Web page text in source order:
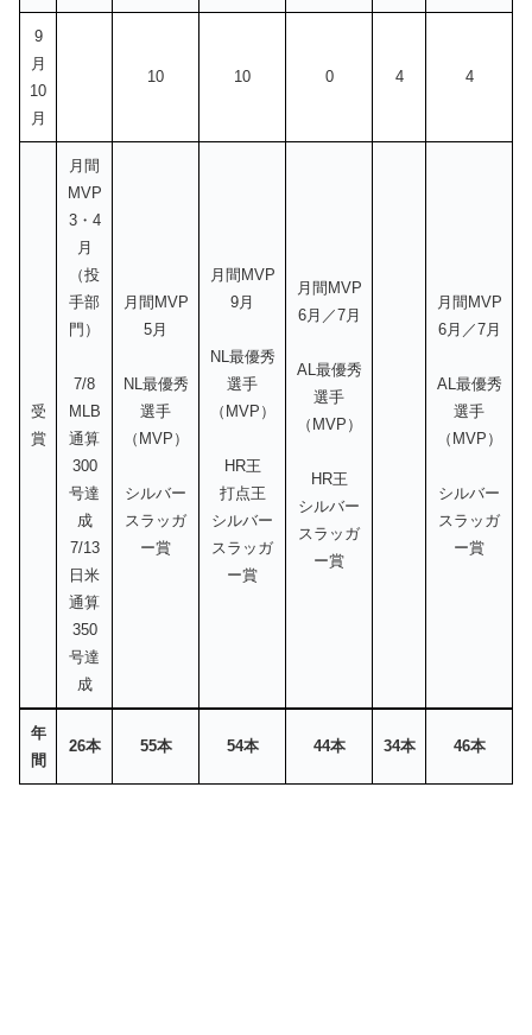
年
間
9
月
10
月
10 10 0 4 4
受
賞
月間
MVP
3・4
月
（投
手部
門）
7/8
MLB
通算
300
号達
成
7/13
日米
通算
350
号達
成
月間MVP
5月
NL最優秀
選手
（MVP）
シルバー
スラッガ
ー賞
月間MVP
9月
NL最優秀
選手
（MVP）
HR王
打点王
シルバー
スラッガ
ー賞
月間MVP
6月／7月
AL最優秀
選手
（MVP）
HR王
シルバー
スラッガ
ー賞
月間MVP
6月／7月
AL最優秀
選手
（MVP）
シルバー
スラッガ
ー賞
年
間
26本 55本 54本 44本 34本 46本